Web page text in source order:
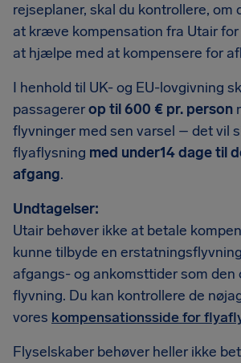
rejseplaner, skal du kontrollere, om
at kræve kompensation fra Utair
at hjælpe med at kompensere for
I henhold til UK- og EU-lovgivning
passagererop til 600 € pr. person
flyvninger med sen varsel – det vil
flyaflysning med under14 dage til
afgang.
Undtagelser:
Utair behøver ikke at betale
kunne tilbyde en
afgangs- og ankomsttider som den
flyvning. Du kan kontrollere de
vores kompensationsside for
Flyselskaber behøver heller ikke